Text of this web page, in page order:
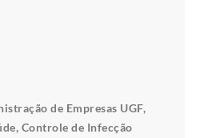
de Empresas UGF,
Controle de Infecção